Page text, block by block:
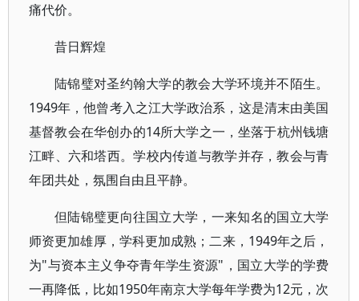
痛代价。
昔日辉煌
陆锦璧对圣约翰大学的教会大学环境并不陌生。
1949年，他曾考入之江大学政治系，这是清末由美国
基督教会在华创办的14所大学之一，坐落于杭州钱塘
江畔、六和塔西。学校内传道与教学并存，教会与青
年团共处，氛围自由且平静。
但陆锦璧更向往国立大学，一来知名的国立大学
师资更加雄厚，学科更加成熟；二来，1949年之后，
为"与资本主义争夺青年学生资源"，国立大学的学费
一再降低，比如1950年南京大学每年学费为12元，次